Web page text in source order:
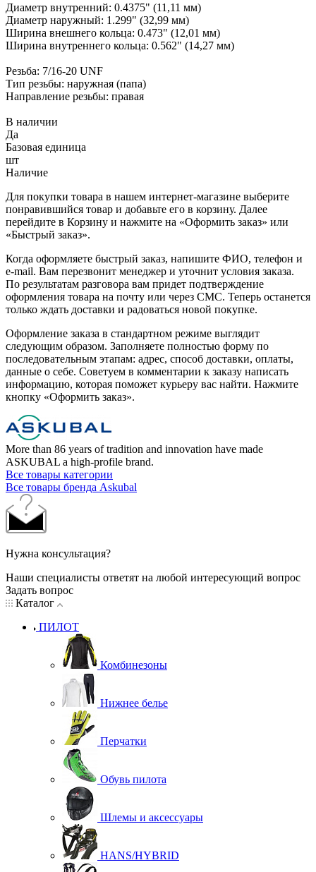
Диаметр внутренний: 0.4375" (11,11 мм)
Диаметр наружный: 1.299" (32,99 мм)
Ширина внешнего кольца: 0.473" (12,01 мм)
Ширина внутреннего кольца: 0.562" (14,27 мм)
Резьба: 7/16-20 UNF
Тип резьбы: наружная (папа)
Направление резьбы: правая
В наличии
Да
Базовая единица
шт
Наличие
Для покупки товара в нашем интернет-магазине выберите
понравившийся товар и добавьте его в корзину. Далее
перейдите в Корзину и нажмите на «Оформить заказ» или
«Быстрый заказ».
Когда оформляете быстрый заказ, напишите ФИО, телефон и
e-mail. Вам перезвонит менеджер и уточнит условия заказа.
По результатам разговора вам придет подтверждение
оформления товара на почту или через СМС. Теперь останется
только ждать доставки и радоваться новой покупке.
Оформление заказа в стандартном режиме выглядит
следующим образом. Заполняете полностью форму по
последовательным этапам: адрес, способ доставки, оплаты,
данные о себе. Советуем в комментарии к заказу написать
информацию, которая поможет курьеру вас найти. Нажмите
кнопку «Оформить заказ».
More than 86 years of tradition and innovation have made
ASKUBAL a high-profile brand.
Все товары категории
Все товары бренда Askubal
Нужна консультация?
Наши специалисты ответят на любой интересующий вопрос
Задать вопрос
Каталог
ПИЛОТ
Комбинезоны
Нижнее белье
Перчатки
Обувь пилота
Шлемы и аксессуары
HANS/HYBRID